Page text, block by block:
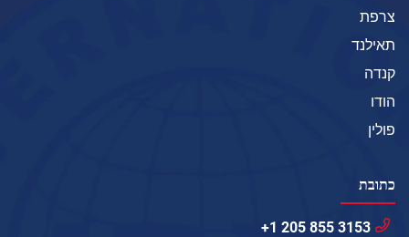
צרפת
תאילנד
קנדה
הודו
פולין
כתובת
+1 205 855 3153